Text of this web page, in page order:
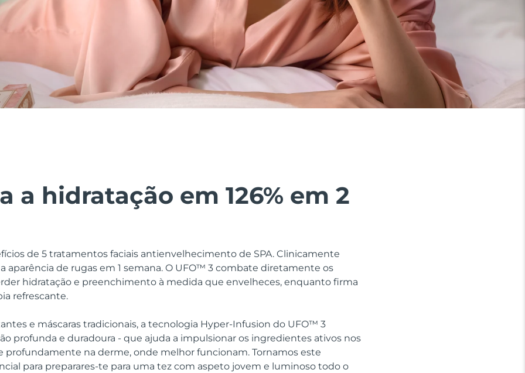
a hidratação em 126% em 2
de 5 tratamentos faciais antienvelhecimento de SPA. Clinicamente
aparência de rugas em 1 semana. O UFO™ 3 combate diretamente os
hidratação e preenchimento à medida que envelheces, enquanto firma
refrescante.
e máscaras tradicionais, a tecnologia Hyper-Infusion do UFO™ 3
profunda e duradoura - que ajuda a impulsionar os ingredientes ativos nos
profundamente na derme, onde melhor funcionam. Tornamos este
para preparares-te para uma tez com aspeto jovem e luminoso todo o